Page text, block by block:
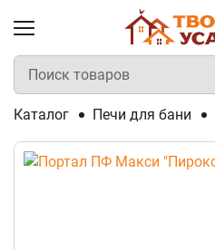
Каталог Печи для бани